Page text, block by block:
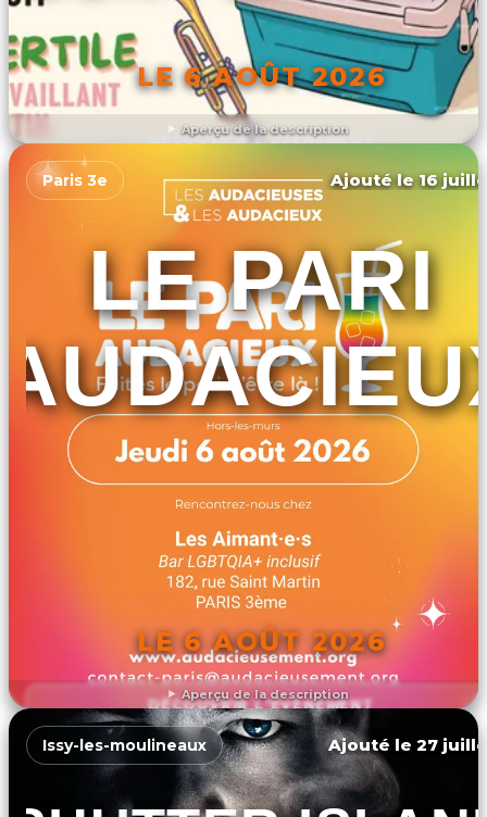
Aperçu de la description
LE 6 AOÛT 2026
DÉCOUVRIR L'ÉVÉNEMENT
Aperçu de la description
Paris 3e Ajouté le 16
LE PARI
LE 6 AOÛT 2026
DÉCOUVRIR L'ÉVÉNEMENT
Issy-les-moulineaux Ajouté le 27